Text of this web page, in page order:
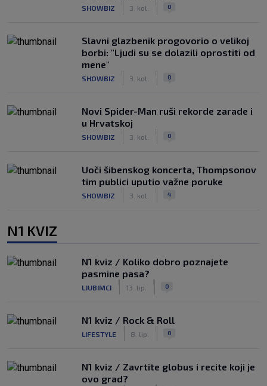
SHOWBIZ 3. kol. 0
Slavni glazbenik progovorio o velikoj
borbi: "Ljudi su se dolazili oprostiti od
mene"
SHOWBIZ 3. kol. 0
Novi Spider-Man ruši rekorde zarade i
u Hrvatskoj
SHOWBIZ 3. kol. 0
Uoči šibenskog koncerta, Thompsonov
tim publici uputio važne poruke
SHOWBIZ 3. kol. 4
N1 KVIZ
N1 kviz / Koliko dobro poznajete
pasmine pasa?
LJUBIMCI 13. lip. 0
N1 kviz / Rock & Roll
LIFESTYLE 8. lip. 0
N1 kviz / Zavrtite globus i recite koji je
ovo grad?